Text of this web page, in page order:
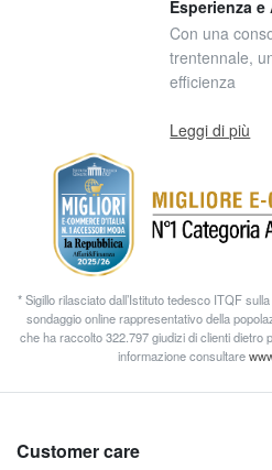
Esperienza
Con una
trentennale,
efficienza
Leggi di più
* Sigillo rilasciato dall’Istituto tedesco ITQF
sondaggio online rappresentativo della
che ha raccolto 322.797 giudizi di clienti dietro
informazione consultare
Customer care